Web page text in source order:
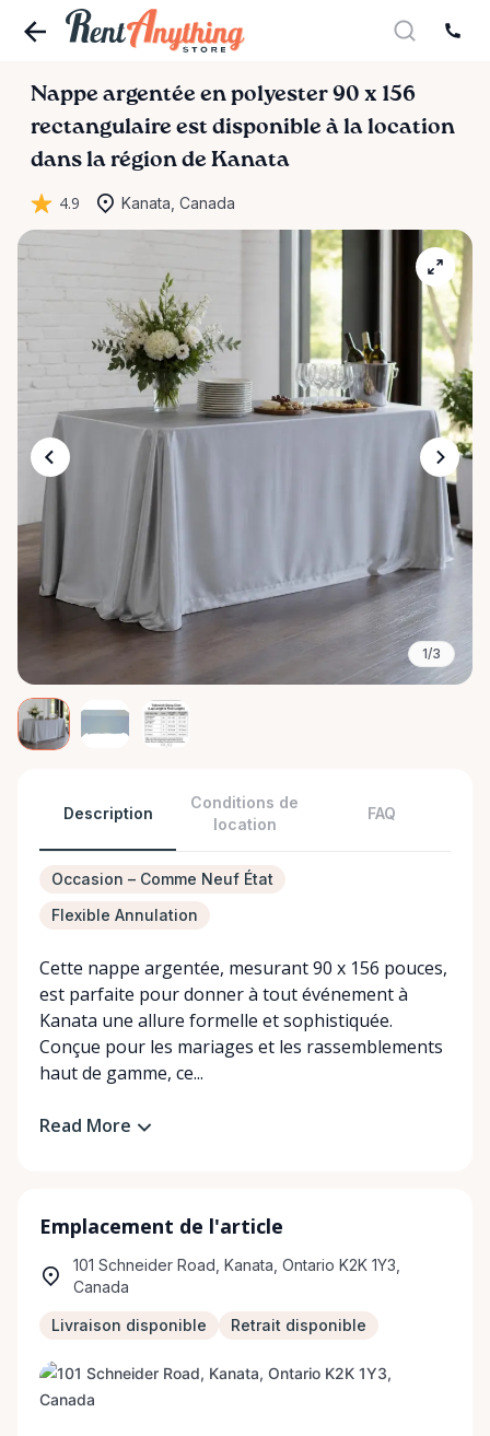
Nappe argentée en polyester 90 x 156
rectangulaire est disponible à la location
dans la région de Kanata
4.9 Kanata, Canada
1/3
Description
Conditions de
location
FAQ
Occasion – Comme Neuf État
Flexible Annulation
Cette nappe argentée, mesurant 90 x 156 pouces,
est parfaite pour donner à tout événement à
Kanata une allure formelle et sophistiquée.
Conçue pour les mariages et les rassemblements
haut de gamme, ce...
Read More
Emplacement de l'article
101 Schneider Road, Kanata, Ontario K2K 1Y3,
Canada
Livraison disponible Retrait disponible